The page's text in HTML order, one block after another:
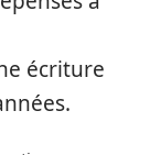
écriture